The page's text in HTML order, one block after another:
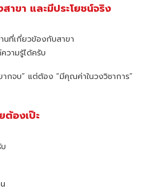
าขา และมีประโยชน์จริง
านที่เกี่ยวข้องกับสาขา
วามรู้ได้ครับ
ยากจบ” แต่ต้อง “มีคุณค่าในวงวิชาการ”
ต้องเป๊ะ